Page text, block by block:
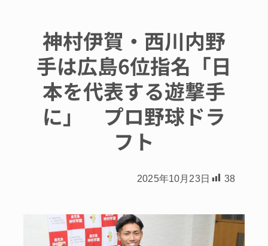
神村伊賀・西川内野
手は広島6位指名「日
本を代表する遊撃手
に」 プロ野球ドラ
フト
2025年10月23日 38